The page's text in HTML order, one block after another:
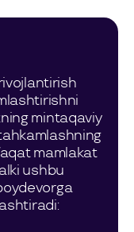
mintaqaviy
mamlakat
ushbu